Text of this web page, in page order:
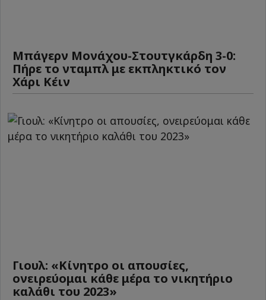
Μπάγερν Μονάχου-Στουτγκάρδη 3-0:
Πήρε το νταμπλ με εκπληκτικό τον
Χάρι Κέιν
Γιουλ: «Κίνητρο οι απουσίες,
ονειρεύομαι κάθε μέρα το νικητήριο
καλάθι του 2023»